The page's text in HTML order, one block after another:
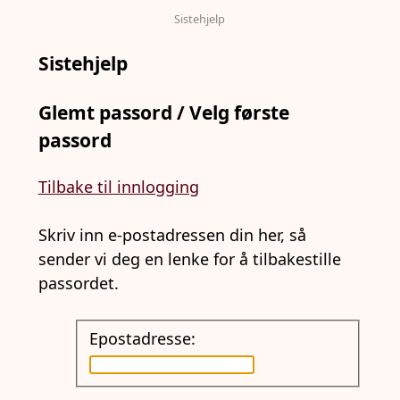
Sistehjelp
Sistehjelp
Glemt passord / Velg første
passord
Tilbake til innlogging
Skriv inn e-postadressen din her, så
sender vi deg en lenke for å tilbakestille
passordet.
Epostadresse: